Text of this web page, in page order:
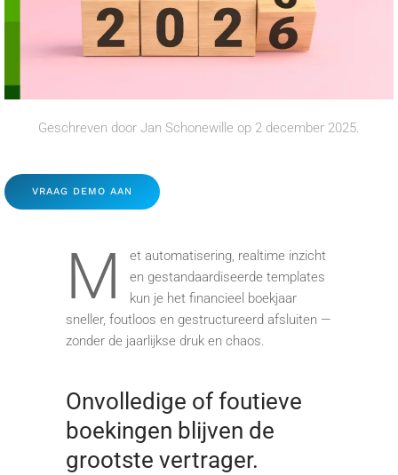
Geschreven door Jan Schonewille op 2 december 2025.
VRAAG DEMO AAN
M
et automatisering, realtime inzicht
en gestandaardiseerde templates
kun je het financieel boekjaar
sneller, foutloos en gestructureerd afsluiten —
zonder de jaarlijkse druk en chaos.
Onvolledige of foutieve
boekingen blijven de
grootste vertrager.